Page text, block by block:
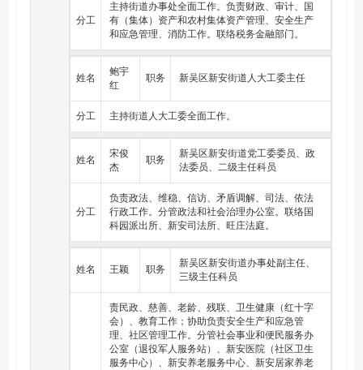
（六）负责社会事业工作。探索创新基层社会服务管理工
作体制机制，负责教育、劳动就业、社会保障、文化、体
育、 卫生健康、民政、退役军人事务、残联等工作。指导
和协调社 区居民委员会群众自治组织开展工作。
（七）负责园区（街道）、社区规划、建设和城市管理工
作。 负责园区（街道）、社区建设规划工作，负责征收安
置、建设管 理等工作。
推进现代农业、农村改革和新农村建设。
（九）负责园区（街道）、社区的财务、审计以及资产管
理 工作。
（十）负责统筹协调区域内审批服务执法力量等相关工
作。 根据赋权清单，依法履行审批服务和综合行政执法职
督有关部门驻 街道机构的工作。
（十一）负责本级综合管理服务指挥中心的指挥调度、运
行管理、监督考核工作，与区级综合指挥平台数据共享、
互联 互通、协调联动。
（十二）完成区党工委（区委）、区管委会（区政府）交
办 的其他事项。
分工
主持街道办事处全面工作。负责财政、审计、国
有（集体）资产和农村集体资产管理、安全生产
和应急管理、消防工作。联络税务金融部门。
姓名
鲍宇
红
职务 新吴区新安街道人大工委主任
分工 主持街道人大工委全面工作。
姓名
宋俊
杰
职务
新吴区新安街道党工委委员、政
法委员、二级主任科员
分工
负责政法、维稳、信访、矛盾调解、司法、依法
行政工作。分管政法和社会治理办公室。联络国
科园派出所、新安司法所、旺庄法庭。
姓名 王颖 职务
新吴区新安街道办事处副主任、
三级主任科员
责民政、慈善、老龄、残联、卫生健康（红十字
会）、教育工作；协助负责安全生产和应急管
理、社区管理工作。分管社会事业和便民服务办
公室（退役军人服务站）、新安医院（社区卫生
服务中心）、新安养老服务中心、新安居家养老